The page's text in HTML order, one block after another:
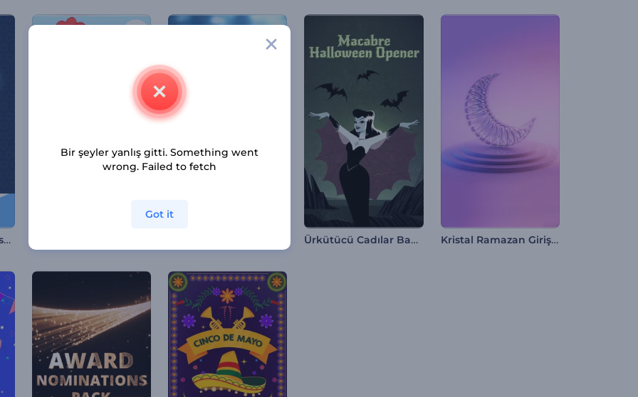
Şabat Şalom Animasyonları Ürkütücü Cadılar Bayramı Giriş Videosu Kristal Ramazan Giriş Videosu
Bir şeyler yanlış gitti. Something went
wrong. Failed to fetch
Got it